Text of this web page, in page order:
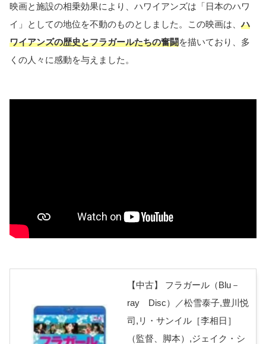
映画と施設の相乗効果により、ハワイアンズは「日本のハワ
イ」としての地位を不動のものとしました。この映画は、ハ
ワイアンズの歴史とフラガールたちの奮闘を描いており、多
くの人々に感動を与えました。
【中古】 フラガール（Blu－
ray Disc）／松雪泰子,豊川悦
司,リ・サンイル［李相日］
（監督、脚本）,ジェイク・シ